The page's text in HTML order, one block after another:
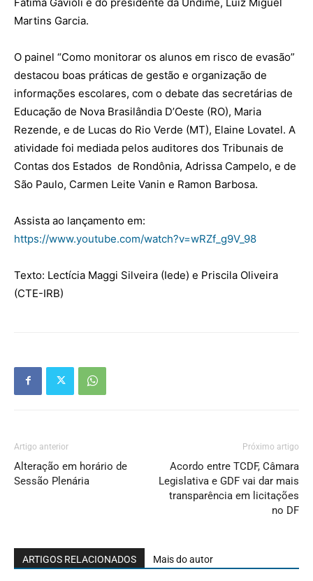
Martins Garcia.
O painel “Como monitorar os alunos em risco de evasão”
destacou boas práticas de gestão e organização de
informações escolares, com o debate das secretárias de
Educação de Nova Brasilândia D’Oeste (RO), Maria
Rezende, e de Lucas do Rio Verde (MT), Elaine Lovatel. A
atividade foi mediada pelos auditores dos Tribunais de
Contas dos Estados de Rondônia, Adrissa Campelo, e de
São Paulo, Carmen Leite Vanin e Ramon Barbosa.
Assista ao lançamento em:
https://www.youtube.com/watch?v=wRZf_g9V_98
Texto: Lectícia Maggi Silveira (Iede) e Priscila Oliveira
(CTE-IRB)
Artigo anterior
Alteração em horário de
Sessão Plenária
Próximo artigo
Acordo entre TCDF, Câmara
Legislativa e GDF vai dar mais
transparência em licitações
no DF
ARTIGOS RELACIONADOS Mais do autor